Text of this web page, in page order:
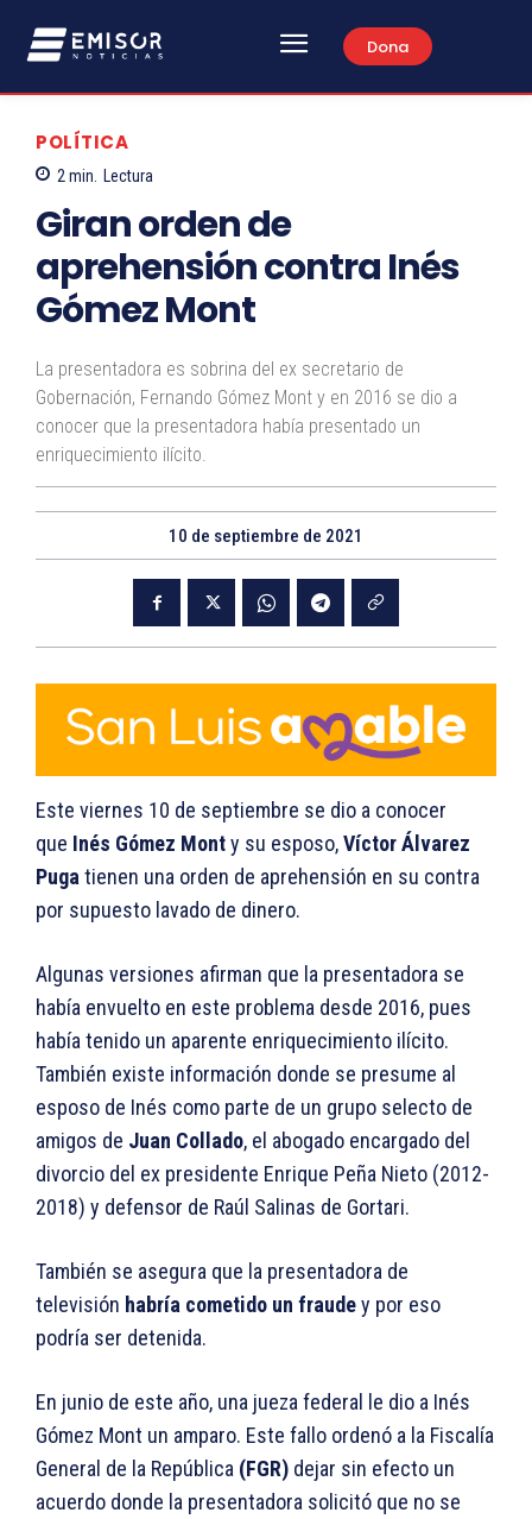
Dona
POLÍTICA
2 min. Lectura
Giran orden de
aprehensión contra Inés
Gómez Mont
La presentadora es sobrina del ex secretario de
Gobernación, Fernando Gómez Mont y en 2016 se dio a
conocer que la presentadora había presentado un
enriquecimiento ilícito.
10 de septiembre de 2021
Este viernes 10 de septiembre se dio a conocer
que Inés Gómez Monty su esposo,Víctor Álvarez
Puga tienen una orden de aprehensión en su contra
por supuesto lavado de dinero.
Algunas versiones afirman que la presentadora se
había envuelto en este problema desde 2016, pues
había tenido un aparente enriquecimiento ilícito.
También existe información donde se presume al
esposo de Inés como parte de un grupo selecto de
amigos de Juan Collado, el abogado encargado del
divorcio del ex presidente Enrique Peña Nieto (2012-
2018) y defensor de Raúl Salinas de Gortari.
También se asegura que la presentadora de
televisión habría cometido un fraudey por eso
podría ser detenida.
En junio de este año, una jueza federal le dio a Inés
Gómez Mont un amparo. Este fallo ordenó a la Fiscalía
General de la República (FGR) dejar sin efecto un
acuerdo donde la presentadora solicitó que no se